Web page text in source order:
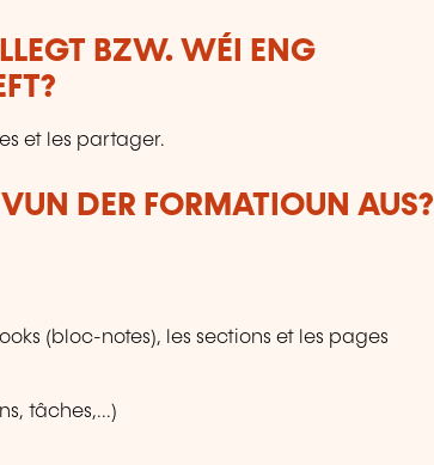
BZW. WÉI ENG
et les partager.
DER FORMATIOUN AUS?
(bloc-notes), les sections et les pages
tâches,...)